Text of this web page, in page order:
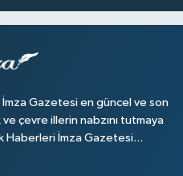
Gazetesi en güncel ve son
çevre illerin nabzını tutmaya
Haberleri İmza Gazetesi...